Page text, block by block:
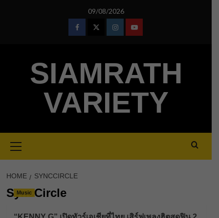
09/08/2026
FacebookTwitterInstagramYoutube
SIAMRATH
VARIETY
Menu
HOME SYNCCIRCLE
SyncCircle
Music